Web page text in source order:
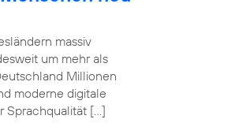
massiv
um mehr als
Millionen
moderne digitale
Sprachqualität […]